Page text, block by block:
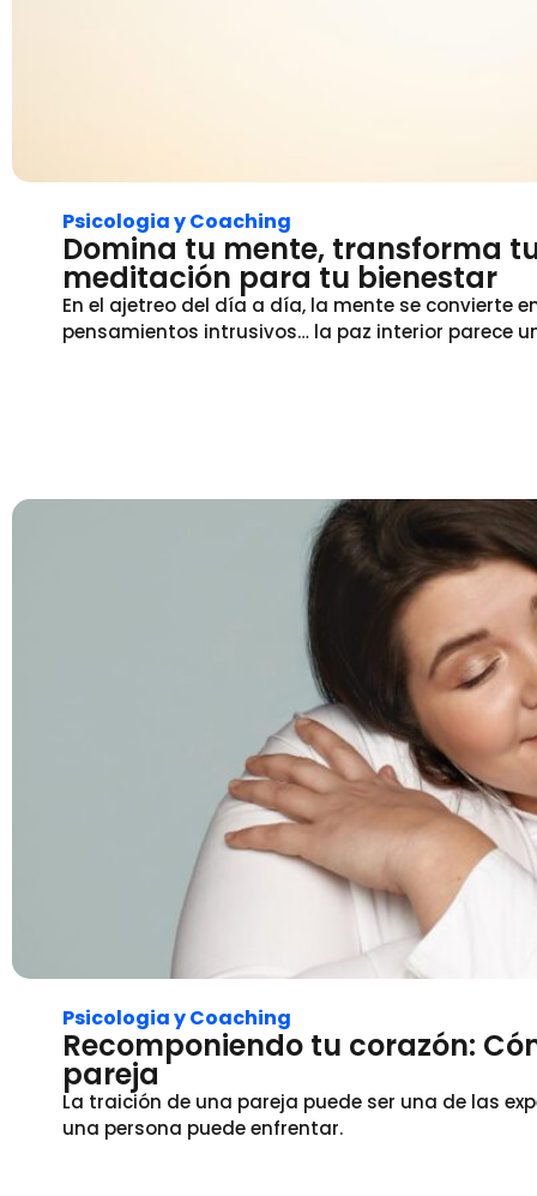
Psicologia y Coaching
Domina tu mente, transforma
meditación para tu bienestar
En el ajetreo del día a día, la mente se convierte
pensamientos intrusivos… la paz interior parece
Psicologia y Coaching
Recomponiendo tu corazón:
pareja
La traición de una pareja puede ser una de las
una persona puede enfrentar.